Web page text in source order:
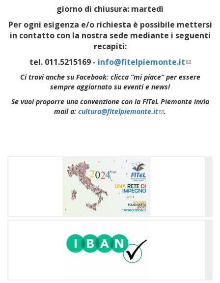
giorno di chiusura: martedì
Per ogni esigenza e/o richiesta è possibile mettersi
in contatto con la nostra sede mediante i seguenti
recapiti:
tel. 011.5215169 - info@fitelpiemonte.it(link
Ci trovi anche su Facebook: clicca “mi piace” per essere
sempre aggiornato su eventi e news!
Se vuoi proporre una convenzione con la FITeL Piemonte invia
mail a: cultura@fitelpiemonte.it(link
.